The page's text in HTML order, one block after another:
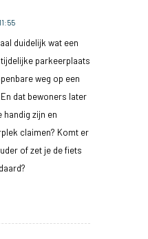
duidelijk wat een
parkeerplaats
weg op een
dat bewoners later
handig zijn en
claimen? Komt er
of zet je de fiets